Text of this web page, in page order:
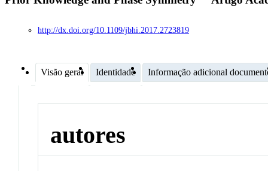
http://dx.doi.org/10.1109/jbhi.2017.2723819
Visão geral Identidade Informação adicional
autores